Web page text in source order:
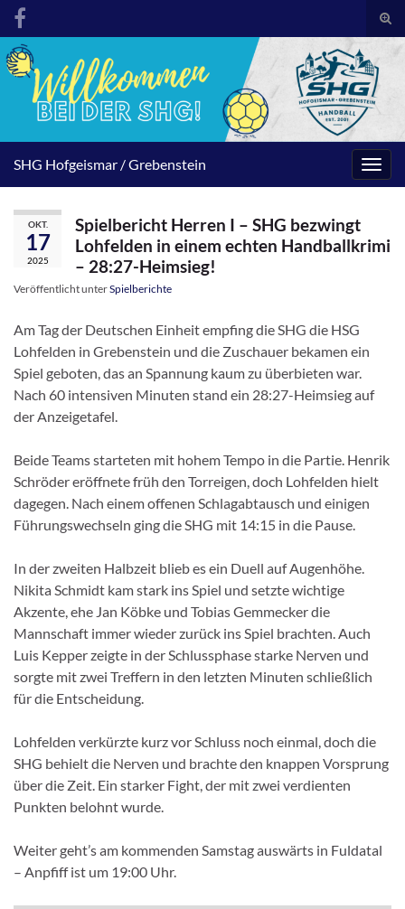
SHG Hofgeismar / Grebenstein
OKT.
17
2025
Spielbericht Herren I – SHG bezwingt
Lohfelden in einem echten Handballkrimi
– 28:27-Heimsieg!
Veröffentlicht unterSpielberichte
Am Tag der Deutschen Einheit empfing die SHG die HSG
Lohfelden in Grebenstein und die Zuschauer bekamen ein
Spiel geboten, das an Spannung kaum zu überbieten war.
Nach 60 intensiven Minuten stand ein 28:27-Heimsieg auf
der Anzeigetafel.
Beide Teams starteten mit hohem Tempo in die Partie. Henrik
Schröder eröffnete früh den Torreigen, doch Lohfelden hielt
dagegen. Nach einem offenen Schlagabtausch und einigen
Führungswechseln ging die SHG mit 14:15 in die Pause.
In der zweiten Halbzeit blieb es ein Duell auf Augenhöhe.
Nikita Schmidt kam stark ins Spiel und setzte wichtige
Akzente, ehe Jan Köbke und Tobias Gemmecker die
Mannschaft immer wieder zurück ins Spiel brachten. Auch
Luis Kepper zeigte in der Schlussphase starke Nerven und
sorgte mit zwei Treffern in den letzten Minuten schließlich
für die Entscheidung.
Lohfelden verkürzte kurz vor Schluss noch einmal, doch die
SHG behielt die Nerven und brachte den knappen Vorsprung
über die Zeit. Ein starker Fight, der mit zwei verdienten
Punkten belohnt wurde.
Weiter geht’s am kommenden Samstag auswärts in Fuldatal
– Anpfiff ist um 19:00 Uhr.